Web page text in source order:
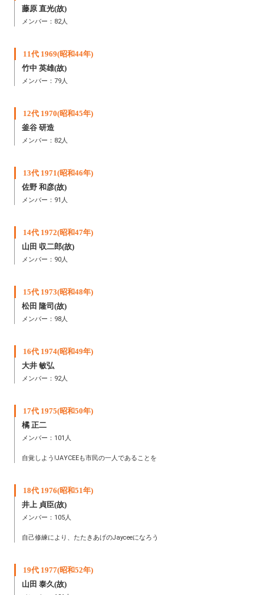
藤原 直光(故)
メンバー：82人
11代 1969(昭和44年)
竹中 英雄(故)
メンバー：79人
12代 1970(昭和45年)
釜谷 研造
メンバー：82人
13代 1971(昭和46年)
佐野 和彦(故)
メンバー：91人
14代 1972(昭和47年)
山田 収二郎(故)
メンバー：90人
15代 1973(昭和48年)
松田 隆司 (故)
メンバー：98人
16代 1974(昭和49年)
大井 敏弘
メンバー：92人
17代 1975(昭和50年)
橘 正二
メンバー：101人
自覚しよう!JAYCEEも市民の一人であることを
18代 1976(昭和51年)
井上 貞臣(故)
メンバー：105人
自己修練により、たたきあげのJayceeになろう
19代 1977(昭和52年)
山田 泰久(故)